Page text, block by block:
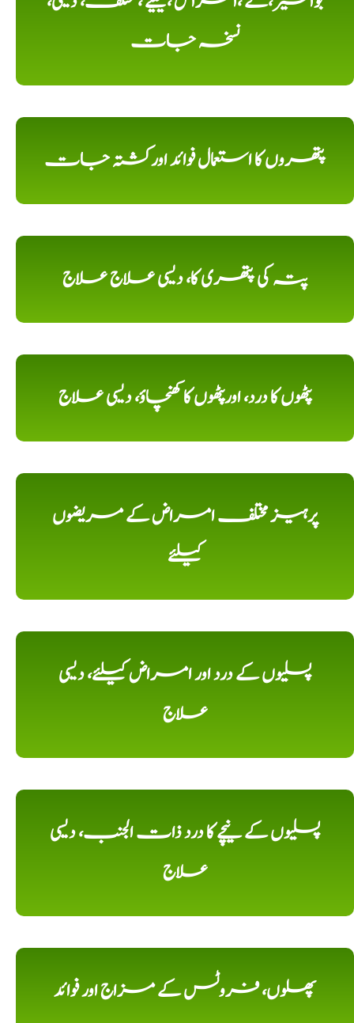
نسخہ جات
پتھروں کا استعمال فوائد اورکشتہ جات
پتہ کی پتھری کا، دیسی علاج علاج
پٹھوں کا درد، اورپٹھوں کا کھنچاؤ، دیسی علاج
پرہیز مختلف امراض کے مریضوں
کیلئے
پسلیوں کے درد اور امراض کیلئے، دیسی
علاج
پسلیوں کے نیچے کا درد ذات الجنب، دیسی
علاج
پھلوں، فروٹس کے مزاج اور فوائد